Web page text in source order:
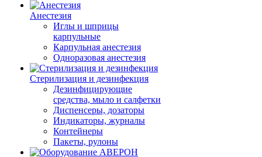
Анестезия
Иглы и шприцы
карпульные
Карпульная анестезия
Одноразовая анестезия
Стерилизация и дезинфекция
Дезинфицирующие
средства, мыло и салфетки
Диспенсеры, дозаторы
Индикаторы, журналы
Контейнеры
Пакеты, рулоны